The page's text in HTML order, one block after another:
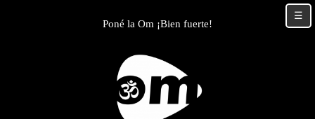
Poné la Om ¡Bien fuerte!
☰